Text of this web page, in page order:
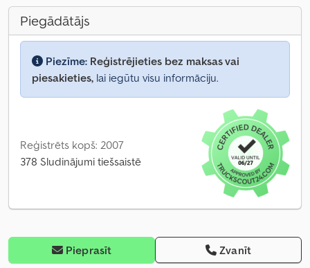
Piegādātājs
Piezīme: Reģistrējieties bez maksas vai
piesakieties, lai iegūtu visu informāciju.
Reģistrēts kopš: 2007
378 Sludinājumi tiešsaistē
Pieprasīt Zvanīt